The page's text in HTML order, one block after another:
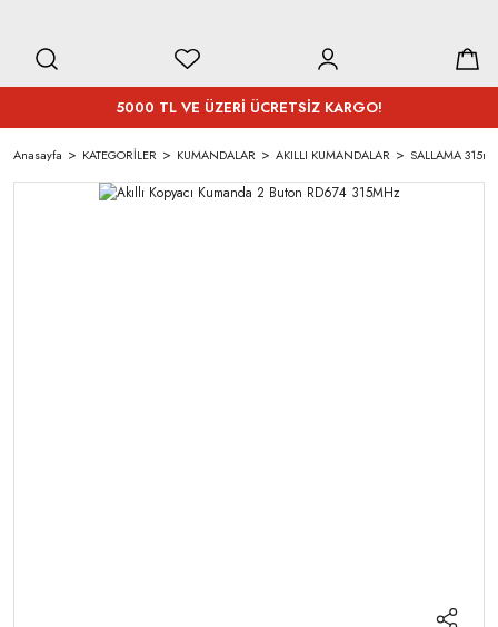
5000 TL VE ÜZERİ ÜCRETSİZ KARGO!
Anasayfa KATEGORİLER KUMANDALAR AKILLI KUMANDALAR SALLAMA